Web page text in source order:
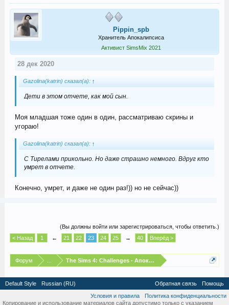
Pippin_spb
Хранитель Апокалипсиса
Активист SimsMix 2021
28 дек 2020
Gazolina(katrin) сказал(а): ↑
Дети в этом отчете, как мой сын.
Моя младшая тоже один в один, рассматриваю скрины и
угораю!
Gazolina(katrin) сказал(а): ↑
С Тирелами прикольно. Но даже страшно немного. Вдруг кто
умрет в отчете.
Конечно, умрет, и даже не один раз!)) но не сейчас))
(Вы должны войти или зарегистрироваться, чтобы ответить.)
< Назад
1 ← 21 22 23 24 25 → 40 Вперёд >
Форум The Sims 4: Challenges - Апокалипсис
Default Style Russian (RU) Обратная связь
Помощь
Условия и правила
Политика конфиденциальности
Копирование и использование материалов сайта допустимо только с указанием